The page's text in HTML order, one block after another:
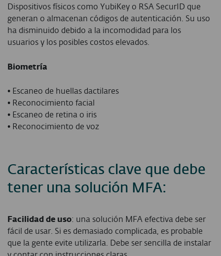
Dispositivos físicos como YubiKey o RSA SecurID que
generan o almacenan códigos de autenticación. Su uso
ha disminuido debido a la incomodidad para los
usuarios y los posibles costos elevados.
Biometría
• Escaneo de huellas dactilares
• Reconocimiento facial
• Escaneo de retina o iris
• Reconocimiento de voz
Características clave que debe
tener una solución MFA:
Facilidad de uso: una solución MFA efectiva debe ser
fácil de usar. Si es demasiado complicada, es probable
que la gente evite utilizarla. Debe ser sencilla de instalar